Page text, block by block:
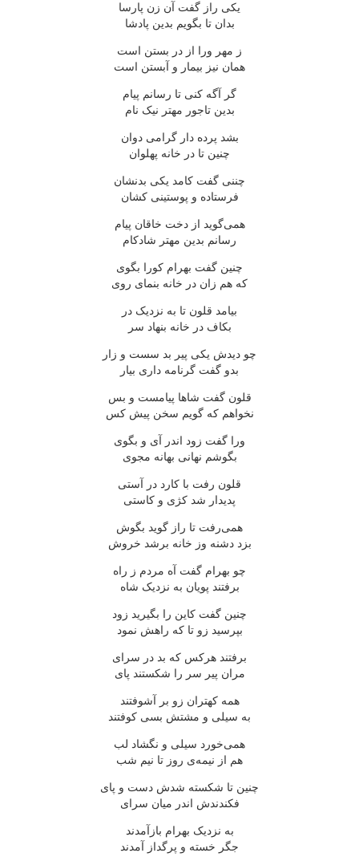
یکی راز گفت آن زن پارسا
بدان تا بگویم بدین پادشا
ز مهر ورا از در بستن است
همان نیز بیمار و آبستن است
گر آگه کنی تا رسانم پیام
بدین تاجور مهتر نیک نام
بشد پرده دار گرامی دوان
چنین تا در خانه پهلوان
چننی گفت کامد یکی بدنشان
فرستاده و پوستینی کشان
همی‌گوید از دخت خاقان پیام
رسانم بدین مهتر شادکام
چنین گفت بهرام کورا بگوی
که هم زان در خانه بنمای روی
بیامد قلون تا به نزدیک در
بکاف در خانه بنهاد سر
چو دیدش یکی پیر بد سست و زار
بدو گفت گرنامه داری بیار
قلون گفت شاها پیامست و بس
نخواهم که گویم سخن پیش کس
ورا گفت زود اندر آی و بگوی
بگوشم نهانی بهانه مجوی
قلون رفت با کارد در آستی
پدیدار شد کژی و کاستی
همی‌رفت تا راز گوید بگوش
بزد دشنه وز خانه برشد خروش
چو بهرام گفت آه مردم ز راه
برفتند پویان به نزدیک شاه
چنین گفت کاین را بگیرید زود
بپرسید زو تا که راهش نمود
برفتند هرکس که بد در سرای
مران پیر سر را شکستند پای
همه کهتران زو بر آشوفتند
به سیلی و مشتش بسی کوفتند
همی‌خورد سیلی و نگشاد لب
هم از نیمه‌ی روز تا نیم شب
چنین تا شکسته شدش دست و پای
فکندندش اندر میان سرای
به نزدیک بهرام بازآمدند
جگر خسته و پرگداز آمدند